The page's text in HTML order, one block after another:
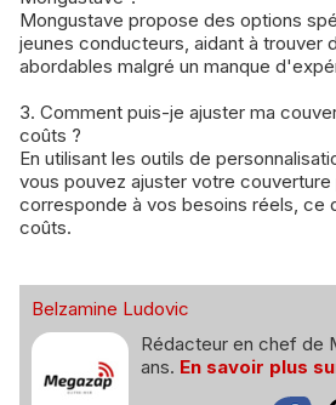
Mongustave propose des options
jeunes conducteurs, aidant à trouver
abordables malgré un manque
3. Comment puis-je ajuster ma
coûts ?
En utilisant les outils de
vous pouvez ajuster votre
corresponde à vos besoins réels, ce
coûts.
Belzamine Ludovic
Rédacteur en chef de
ans. En savoir plus